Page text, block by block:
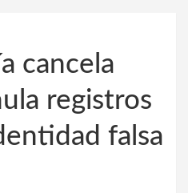
cancela
registros
falsa